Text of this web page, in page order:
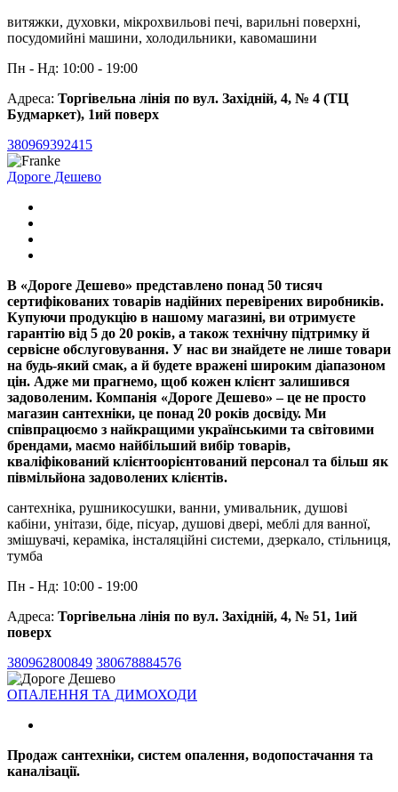
витяжки, духовки, мікрохвильові печі, варильні поверхні,
посудомийні машини, холодильники, кавомашини
Пн - Нд: 10:00 - 19:00
Адреса: Торгівельна лінія по вул. Західній, 4, № 4 (ТЦ
Будмаркет), 1ий поверх
380969392415
Дороге Дешево
В «Дороге Дешево» представлено понад 50 тисяч
сертифікованих товарів надійних перевірених виробників.
Купуючи продукцію в нашому магазині, ви отримуєте
гарантію від 5 до 20 років, а також технічну підтримку й
сервісне обслуговування. У нас ви знайдете не лише товари
на будь-який смак, а й будете вражені широким діапазоном
цін. Адже ми прагнемо, щоб кожен клієнт залишився
задоволеним. Компанія «Дороге Дешево» – це не просто
магазин сантехніки, це понад 20 років досвіду. Ми
співпрацюємо з найкращими українськими та світовими
брендами, маємо найбільший вибір товарів,
кваліфікований клієнтоорієнтований персонал та більш як
півмільйона задоволених клієнтів.
сантехніка, рушникосушки, ванни, умивальник, душові
кабіни, унітази, біде, пісуар, душові двері, меблі для ванної,
змішувачі, кераміка, інсталяційні системи, дзеркало, стільниця,
тумба
Пн - Нд: 10:00 - 19:00
Адреса: Торгівельна лінія по вул. Західній, 4, № 51, 1ий
поверх
380962800849 380678884576
ОПАЛЕННЯ ТА ДИМОХОДИ
Продаж сантехніки, систем опалення, водопостачання та
каналізації.